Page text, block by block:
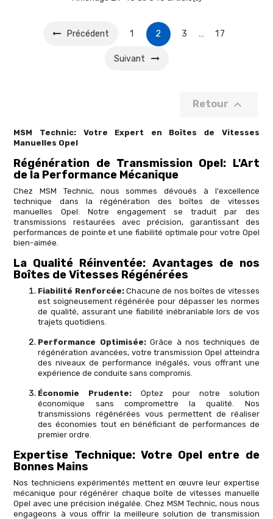
Précédent 1 2 3 … 17
Suivant
Retour 
MSM Technic: Votre Expert en Boîtes de Vitesses
Manuelles Opel
Régénération de Transmission Opel: L'Art
de la Performance Mécanique
Chez MSM Technic, nous sommes dévoués à l'excellence
technique dans la régénération des boîtes de vitesses
manuelles Opel. Notre engagement se traduit par des
transmissions restaurées avec précision, garantissant des
performances de pointe et une fiabilité optimale pour votre Opel
bien-aimée.
La Qualité Réinventée: Avantages de nos
Boîtes de Vitesses Régénérées
Fiabilité Renforcée:Chacune de nos boîtes de vitesses
est soigneusement régénérée pour dépasser les normes
de qualité, assurant une fiabilité inébranlable lors de vos
trajets quotidiens.
Performance Optimisée:Grâce à nos techniques de
régénération avancées, votre transmission Opel atteindra
des niveaux de performance inégalés, vous offrant une
expérience de conduite sans compromis.
Économie Prudente: Optez pour notre solution
économique sans compromettre la qualité. Nos
transmissions régénérées vous permettent de réaliser
des économies tout en bénéficiant de performances de
premier ordre.
Expertise Technique: Votre Opel entre de
Bonnes Mains
Nos techniciens expérimentés mettent en œuvre leur expertise
mécanique pour régénérer chaque boîte de vitesses manuelle
Opel avec une précision inégalée. Chez MSM Technic, nous nous
engageons à vous offrir la meilleure solution de transmission